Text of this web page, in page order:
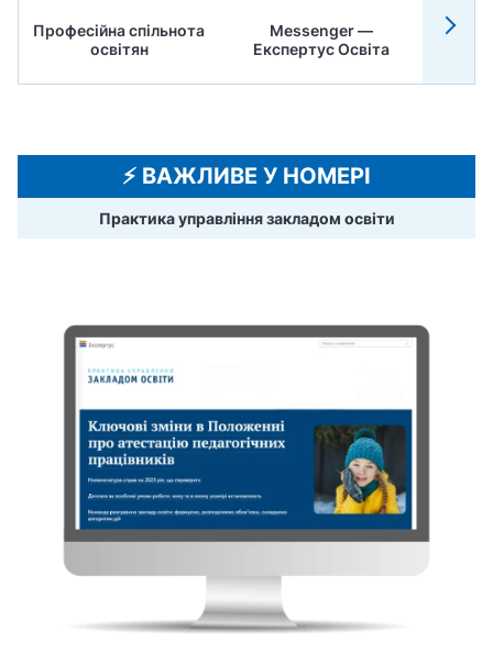
Професійна спільнота
освітян
Messenger —
Експертус Освіта
⚡️ ВАЖЛИВЕ У НОМЕРІ
Практика управління закладом освіти